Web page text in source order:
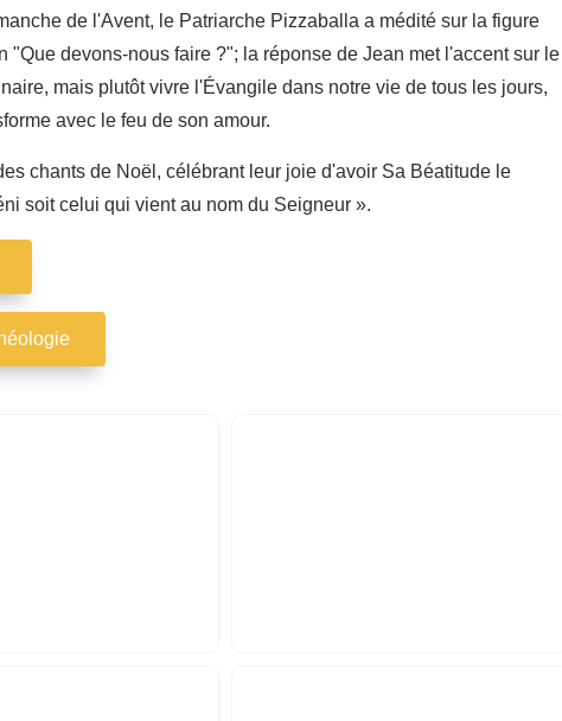
de l'Avent, le Patriarche Pizzaballa a médité sur la figure
devons-nous faire ?"; la réponse de Jean met l'accent sur le
mais plutôt vivre l'Évangile dans notre vie de tous les jours,
avec le feu de son amour.
chants de Noël, célébrant leur joie d'avoir Sa Béatitude le
soit celui qui vient au nom du Seigneur ».